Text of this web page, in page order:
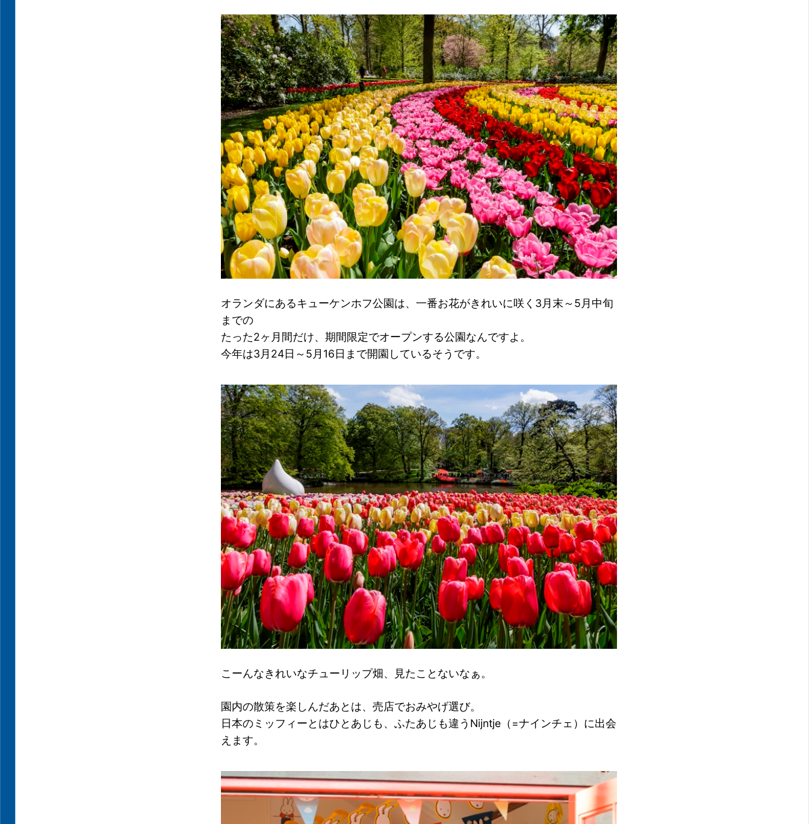
オランダにあるキューケンホフ公園は、一番お花がきれいに咲く3月末～5月中旬
までの
たった2ヶ月間だけ、期間限定でオープンする公園なんですよ。
今年は3月24日～5月16日まで開園しているそうです。
こーんなきれいなチューリップ畑、見たことないなぁ。
園内の散策を楽しんだあとは、売店でおみやげ選び。
日本のミッフィーとはひとあじも、ふたあじも違うNijntje（=ナインチェ）に出会
えます。